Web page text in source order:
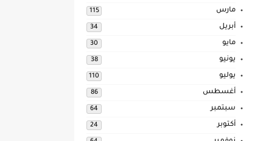
مارس 115
أبريل 34
مايو 30
يونيو 38
يوليو 110
أغسطس 86
سبتمبر 64
أكتوبر 24